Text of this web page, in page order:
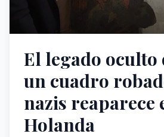
El legado oculto
un cuadro
nazis reaparece
Holanda